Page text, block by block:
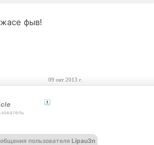
фыв!
09 окт 2013 г.
пользователя Lipau3n